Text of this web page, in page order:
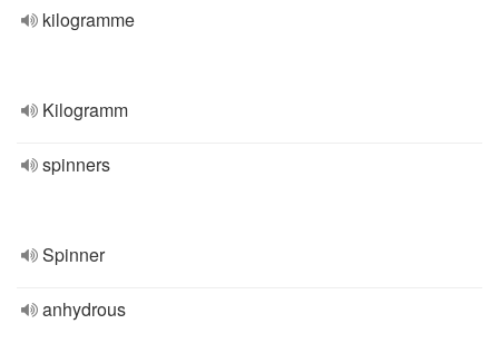
kilogramme
Kilogramm
spinners
Spinner
anhydrous